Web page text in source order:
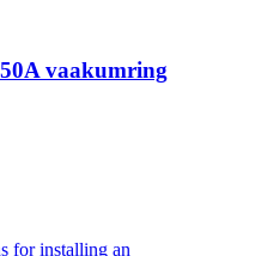
vaakumring